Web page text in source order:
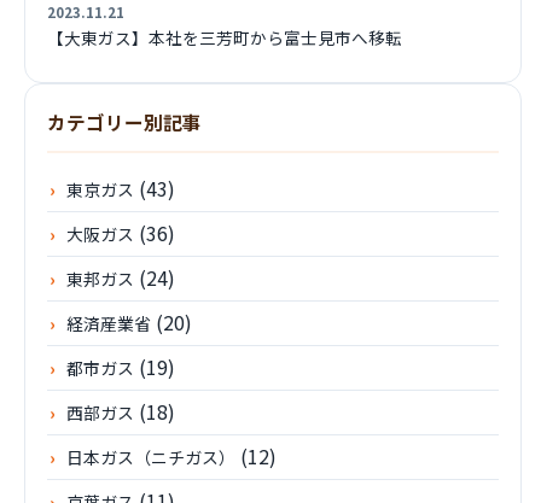
2023.11.21
【大東ガス】本社を三芳町から富士見市へ移転
カテゴリー別記事
東京ガス (43)
大阪ガス (36)
東邦ガス (24)
経済産業省 (20)
都市ガス (19)
西部ガス (18)
日本ガス（ニチガス） (12)